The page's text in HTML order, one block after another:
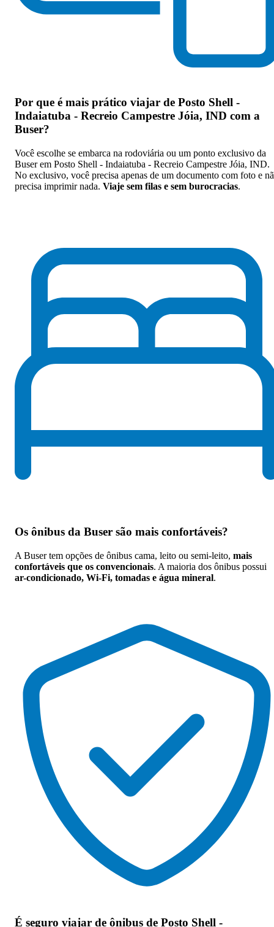
Por que é mais prático viajar de Posto Shell -
Indaiatuba - Recreio Campestre Jóia, IND com a
Buser?
Você escolhe se embarca na rodoviária ou um ponto exclusivo da
Buser em Posto Shell - Indaiatuba - Recreio Campestre Jóia, IND.
No exclusivo, você precisa apenas de um documento com foto e
precisa imprimir nada. Viaje sem filas e sem burocracias.
Os ônibus da Buser são mais confortáveis?
A Buser tem opções de ônibus cama, leito ou semi-leito, mais
confortáveis que os convencionais. A maioria dos ônibus possui
ar-condicionado, Wi-Fi, tomadas e água mineral.
É seguro viajar de ônibus de Posto Shell -